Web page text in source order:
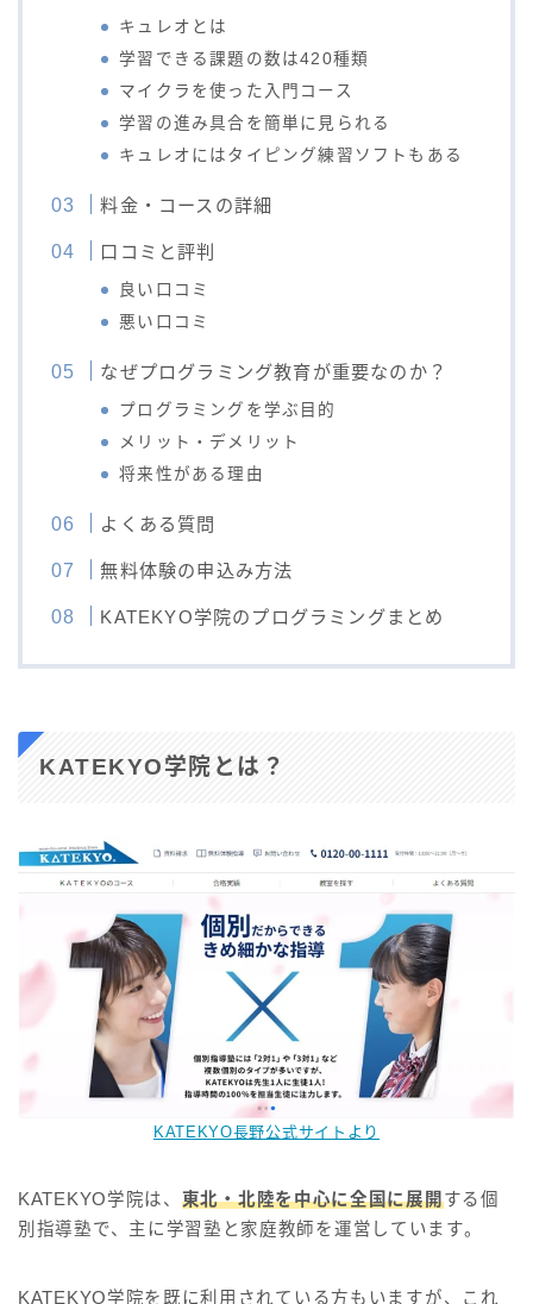
キュレオとは
学習できる課題の数は420種類
マイクラを使った入門コース
学習の進み具合を簡単に見られる
キュレオにはタイピング練習ソフトもある
料金・コースの詳細
口コミと評判
良い口コミ
悪い口コミ
なぜプログラミング教育が重要なのか？
プログラミングを学ぶ目的
メリット・デメリット
将来性がある理由
よくある質問
無料体験の申込み方法
KATEKYO学院のプログラミングまとめ
KATEKYO学院とは？
KATEKYO長野公式サイトより
KATEKYO学院は、 東北・北陸を中心に全国に展開する個
別指導塾で、主に学習塾と家庭教師を運営しています。
KATEKYO学院を既に利用されている方もいますが、これ